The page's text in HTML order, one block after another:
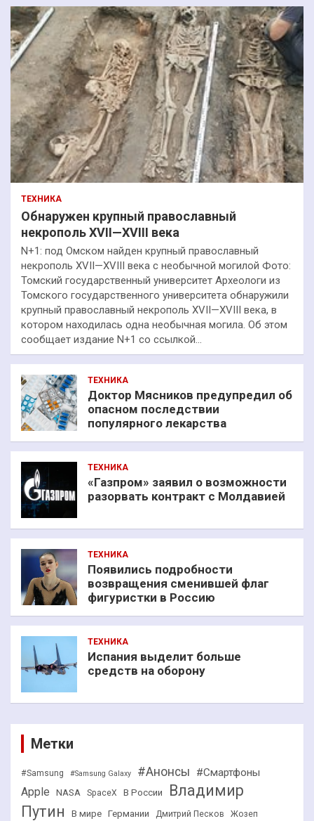
ТЕХНИКА
Обнаружен крупный православный
некрополь XVII—XVIII века
N+1: под Омском найден крупный православный
некрополь XVII—XVIII века с необычной могилой Фото:
Томский государственный университет Археологи из
Томского государственного университета обнаружили
крупный православный некрополь XVII—XVIII века, в
котором находилась одна необычная могила. Об этом
сообщает издание N+1 со ссылкой…
ТЕХНИКА
Доктор Мясников предупредил об
опасном последствии
популярного лекарства
ТЕХНИКА
«Газпром» заявил о возможности
разорвать контракт с Молдавией
ТЕХНИКА
Появились подробности
возвращения сменившей флаг
фигуристки в Россию
ТЕХНИКА
Испания выделит больше
средств на оборону
Метки
#Samsung #Samsung Galaxy #Анонсы #Смартфоны
Apple NASA SpaceX В России
Владимир
Путин
В мире Германии Дмитрий Песков
Жозеп